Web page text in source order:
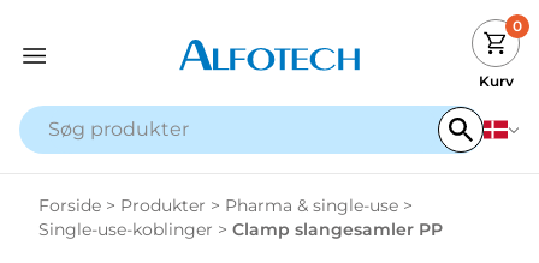
0
Kurv
Forside > Produkter > Pharma & single-use >
Single-use-koblinger > Clamp slangesamler PP